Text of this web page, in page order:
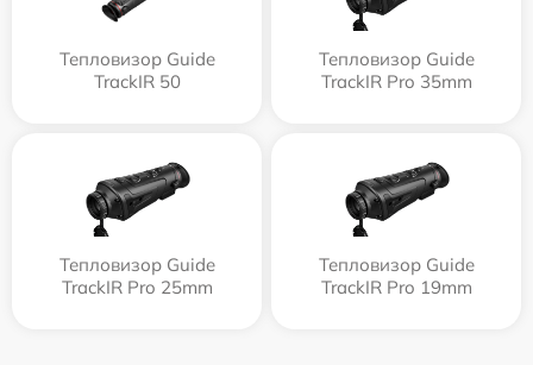
Тепловизор Guide
TrackIR 50
Тепловизор Guide
TrackIR Pro 35mm
Тепловизор Guide
TrackIR Pro 25mm
Тепловизор Guide
TrackIR Pro 19mm